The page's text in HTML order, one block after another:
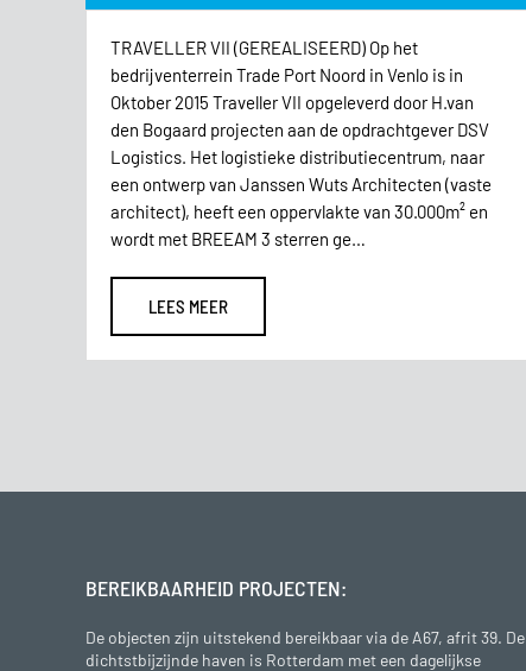
TRAVELLER VII (GEREALISEERD) Op het
bedrijventerrein Trade Port Noord in Venlo is in
Oktober 2015 Traveller VII opgeleverd door H.van
den Bogaard projecten aan de opdrachtgever DSV
Logistics. Het logistieke distributiecentrum, naar
een ontwerp van Janssen Wuts Architecten (vaste
architect), heeft een oppervlakte van 30.000m² en
wordt met BREEAM 3 sterren ge…
LEES MEER
BEREIKBAARHEID PROJECTEN:
De objecten zijn uitstekend bereikbaar via de A67, afrit 39. De
dichtstbijzijnde haven is Rotterdam met een dagelijkse